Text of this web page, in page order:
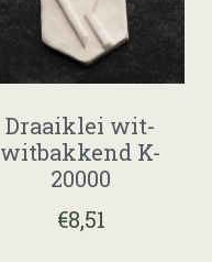
Draaiklei wit-
witbakkend K-
20000
€8,51